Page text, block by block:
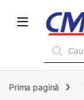
Prima pagină